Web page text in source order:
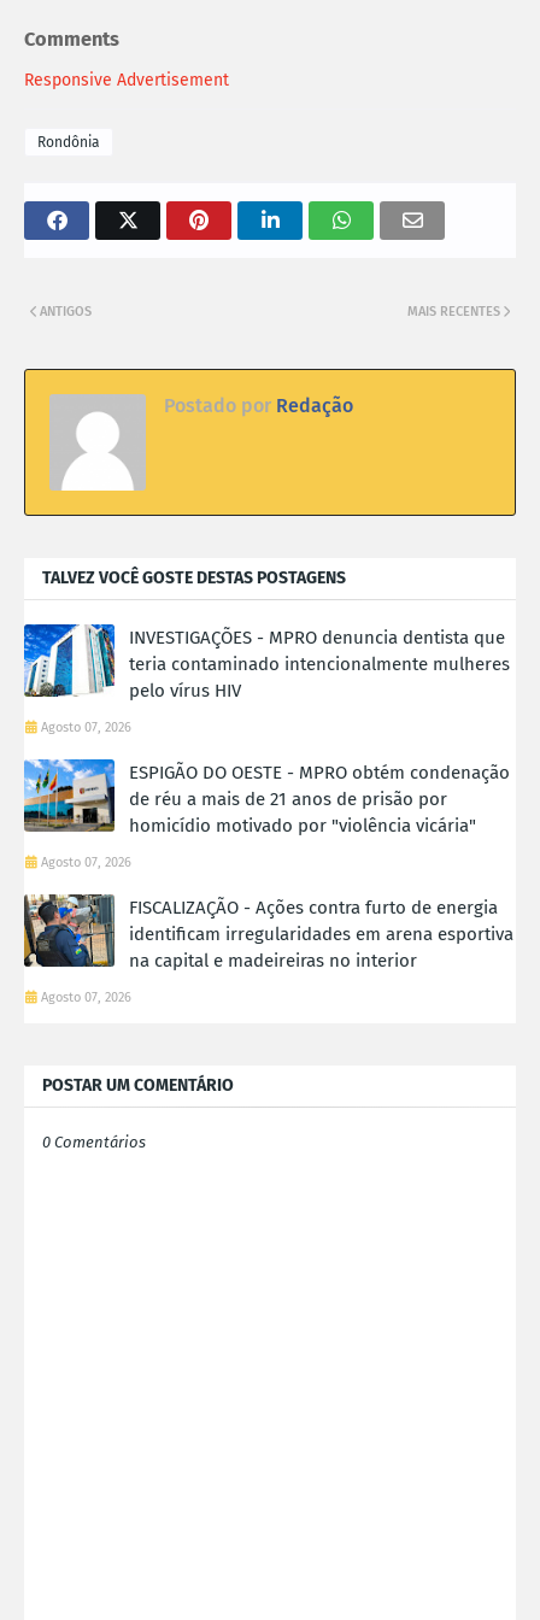
Comments
Responsive Advertisement
Rondônia
MAIS RECENTES
ANTIGOS
Postado por Redação
TALVEZ VOCÊ GOSTE DESTAS POSTAGENS
INVESTIGAÇÕES - MPRO denuncia dentista que
teria contaminado intencionalmente mulheres
pelo vírus HIV
Agosto 07, 2026
ESPIGÃO DO OESTE - MPRO obtém condenação
de réu a mais de 21 anos de prisão por
homicídio motivado por "violência vicária"
Agosto 07, 2026
FISCALIZAÇÃO - Ações contra furto de energia
identificam irregularidades em arena esportiva
na capital e madeireiras no interior
Agosto 07, 2026
POSTAR UM COMENTÁRIO
0 Comentários